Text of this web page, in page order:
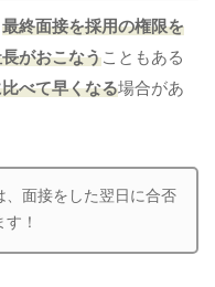
最終面接を採用の権限を
がおこなうこともある
べて早くなる場合があ
、面接をした翌日に合否
！